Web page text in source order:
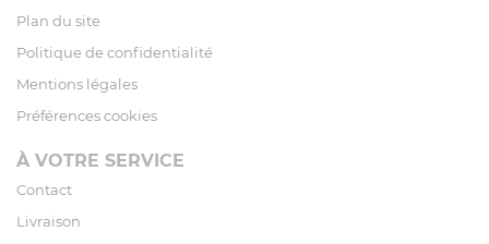
Plan du site
Politique de confidentialité
Mentions légales
Préférences cookies
À VOTRE SERVICE
Contact
Livraison